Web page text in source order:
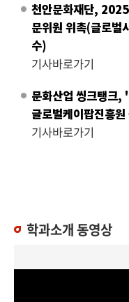
천안문화재단,
문위원 위촉(글로벌
수)
기사바로가기
문화산업 씽크탱크,
글로벌케이팝진흥원
기사바로가기
학과소개 동영상